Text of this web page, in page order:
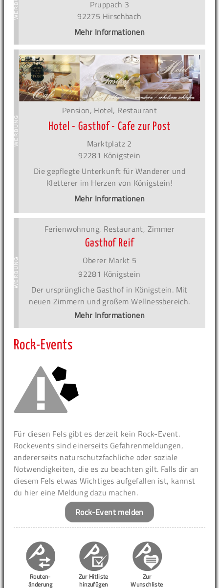
Pruppach 3
92275 Hirschbach
Mehr Informationen
Pension, Hotel, Restaurant
Hotel - Gasthof - Cafe zur Post
Marktplatz 2
92281 Königstein
Die gepflegte Unterkunft für Wanderer und
Kletterer im Herzen von Königstein!
Mehr Informationen
Ferienwohnung, Restaurant, Zimmer
Gasthof Reif
Oberer Markt 5
92281 Königstein
Der ursprüngliche Gasthof in Königstein. Mit
neuen Zimmern und großem Wellnessbereich.
Mehr Informationen
Rock-Events
Für diesen Fels gibt es derzeit kein Rock-Event.
Rockevents sind einerseits Gefahrenmeldungen,
andererseits naturschutzfachliche oder soziale
Notwendigkeiten, die es zu beachten gilt. Falls dir an
diesem Fels etwas Wichtiges aufgefallen ist, kannst
du hier eine Meldung dazu machen.
Rock-Event melden
Routen-
änderung
Zur Hitliste
hinzufügen
Zur
Wunschliste